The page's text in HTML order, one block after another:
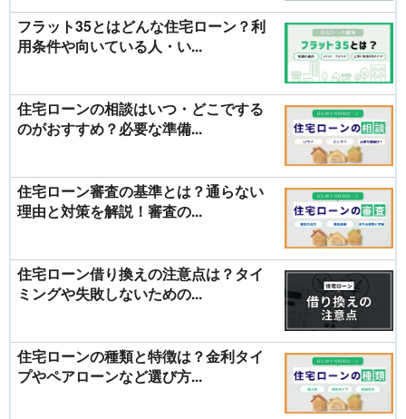
フラット35とはどんな住宅ローン？利
用条件や向いている人・い...
住宅ローンの相談はいつ・どこでする
のがおすすめ？必要な準備...
住宅ローン審査の基準とは？通らない
理由と対策を解説！審査の...
住宅ローン借り換えの注意点は？タイ
ミングや失敗しないための...
住宅ローンの種類と特徴は？金利タイ
プやペアローンなど選び方...